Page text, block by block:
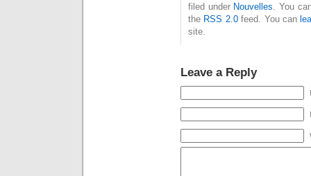
filed under Nouvelles . You
the RSS 2.0feed. You can
site.
Leave a Reply